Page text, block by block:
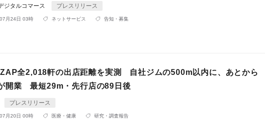
ジタルコマース プレスリリース
月24日 03時 ネットサービス 告知・募集
全2,018軒の出店距離を実測 自社ジムの500m以内に、あとから
開業 最短29m・先行店の89日後
プレスリリース
月20日 00時 医療・健康 研究・調査報告